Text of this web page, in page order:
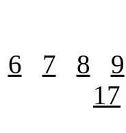
6 7 8
9
17